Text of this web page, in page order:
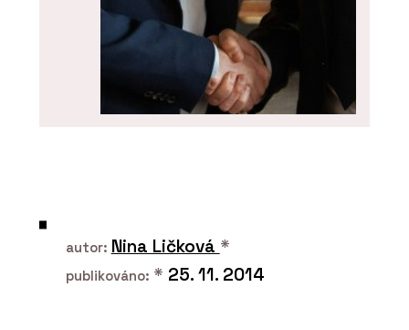
autor: Nina Ličková *
publikováno: * 25. 11. 2014